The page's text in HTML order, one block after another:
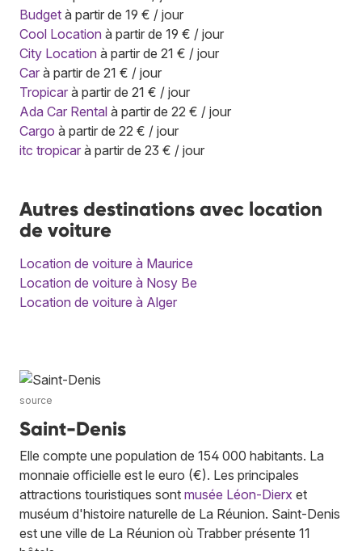
Budget à partir de 19 € / jour
Cool Location à partir de 19 € / jour
City Location à partir de 21 € / jour
Car à partir de 21 € / jour
Tropicar à partir de 21 € / jour
Ada Car Rental à partir de 22 € / jour
Cargo à partir de 22 € / jour
itc tropicar à partir de 23 € / jour
Autres destinations avec location
de voiture
Location de voiture à Maurice
Location de voiture à Nosy Be
Location de voiture à Alger
source
Saint-Denis
Elle compte une population de 154 000 habitants. La
monnaie officielle est le euro (€). Les principales
attractions touristiques sont musée Léon-Dierx et
muséum d'histoire naturelle de La Réunion. Saint-Denis
est une ville de La Réunion où Trabber présente 11